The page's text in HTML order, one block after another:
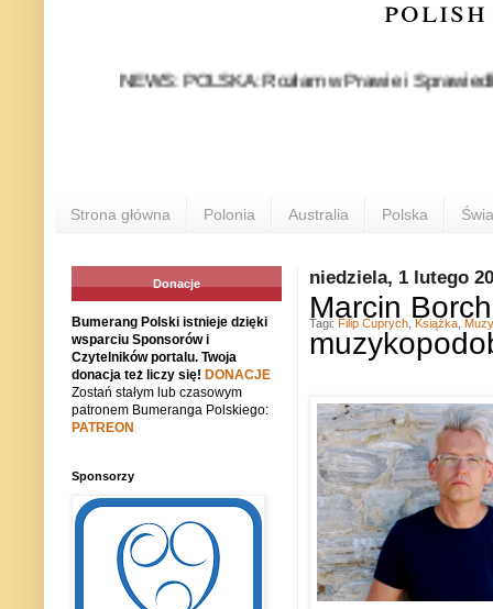
NEWS: POLSKA: Rozłam w Prawie i
Strona główna Polonia Australia Polska
niedziela, 1 lutego
Marcin
Tagi: Filip Cuprych Książka
Donacje
Bumerang Polski istnieje dzięki
wsparciu Sponsorów i
Czytelników portalu. Twoja
donacja też liczy się! DONACJE
Zostań stałym lub czasowym
patronem Bumeranga Polskiego:
PATREON
Sponsorzy